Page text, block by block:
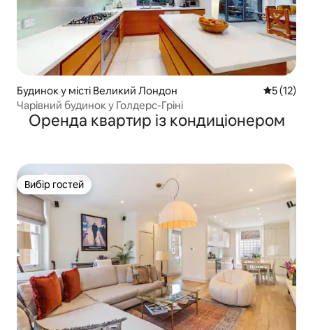
Будинок у місті Великий Лондон Середня
5 (12)
Чарівний будинок у Голдерс-Гріні
Оренда квартир із кондиціонером
Вибір гостей
Вибір гостей